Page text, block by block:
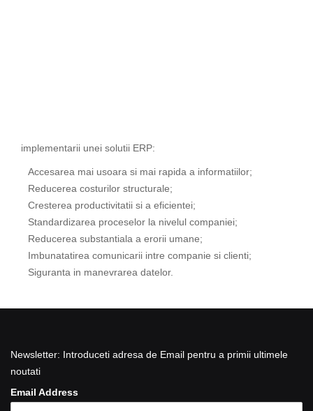
implementarii unei solutii ERP:
Accesarea mai usoara si mai rapida a informatiilor;
Reducerea costurilor structurale;
Cresterea productivitatii si a eficientei;
Standardizarea proceselor la nivelul companiei;
Reducerea substantiala a erorii umane;
Imbunatatirea comunicarii intre companie si clienti;
Siguranta in manevrarea datelor.
Newsletter: Introduceti adresa de Email pentru a primii ultimele
noutati
Email Address